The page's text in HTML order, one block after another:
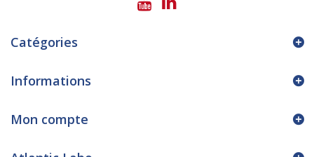
Catégories
Informations
Mon compte